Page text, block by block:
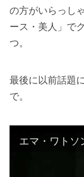
の方がいらっし
ース・美人」で
つ。
最後に以前話題
で。